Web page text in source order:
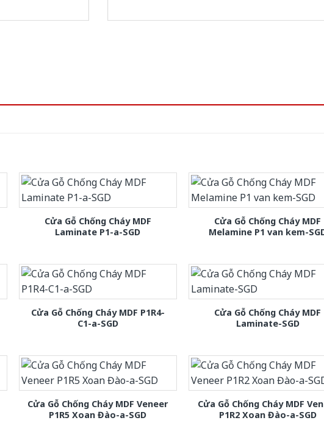
Cửa Gỗ Chống Cháy MDF
Laminate P1-a-SGD
Cửa Gỗ Chống Cháy MDF
Melamine P1 van kem-
Cửa Gỗ Chống Cháy MDF P1R4-
C1-a-SGD
Cửa Gỗ Chống Cháy MDF
Laminate-SGD
Cửa Gỗ Chống Cháy MDF Veneer
P1R5 Xoan Đào-a-SGD
Cửa Gỗ Chống Cháy MDF
P1R2 Xoan Đào-a-SGD